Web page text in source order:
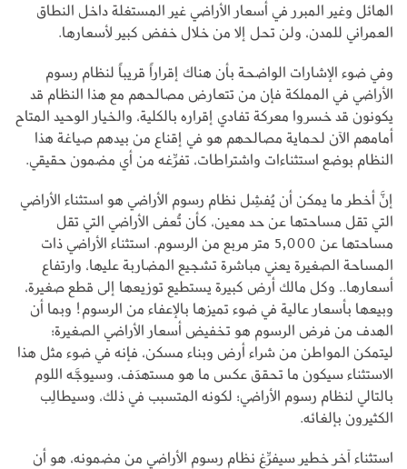
الهائل وغير المبرر في أسعار الأراضي غير المستغلة داخل النطاق
العمراني للمدن، ولن تحل إلا من خلال خفض كبير لأسعارها.
وفي ضوء الإشارات الواضحة بأن هناك إقراراً قريباً لنظام رسوم
الأراضي في المملكة فإن من تتعارض مصالحهم مع هذا النظام قد
يكونون قد خسروا معركة تفادي إقراره بالكلية، والخيار الوحيد المتاح
أمامهم الآن لحماية مصالحهم هو في إقناع من بيدهم صياغة هذا
النظام بوضع استثناءات واشتراطات، تفرِّغه من أي مضمون حقيقي.
إنَّ أخطر ما يمكن أن يُفشِل نظام رسوم الأراضي هو استثناء الأراضي
التي تقل مساحتها عن حد معين، كأن تُعفى الأراضي التي تقل
مساحتها عن 5,000 متر مربع من الرسوم. استثناء الأراضي ذات
المساحة الصغيرة يعني مباشرة تشجيع المضاربة عليها، وارتفاع
أسعارها.. وكل مالك أرض كبيرة يستطيع توزيعها إلى قطع صغيرة،
وبيعها بأسعار عالية في ضوء تميزها بالإعفاء من الرسوم! وبما أن
الهدف من فرض الرسوم هو تخفيض أسعار الأراضي الصغيرة؛
ليتمكن المواطن من شراء أرض وبناء مسكن، فإنه في ضوء مثل هذا
الاستثناء سيكون ما تحقق عكس ما هو مستهدَف، وسيوجَّه اللوم
بالتالي لنظام رسوم الأراضي؛ لكونه المتسبب في ذلك، وسيطالِب
الكثيرون بإلغائه.
استثناء آخر خطير سيفرِّغ نظام رسوم الأراضي من مضمونه، هو أن